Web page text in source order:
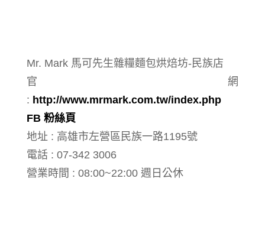
Mr. Mark 馬可先生雜糧麵包烘焙坊-民族店
官網
: http://www.mrmark.com.tw/index.php
FB 粉絲頁
地址 : 高雄市左營區民族一路1195號
電話 : 07-342 3006
營業時間 : 08:00~22:00 週日公休